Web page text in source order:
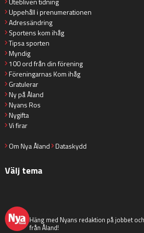
Uppehåll i prenumerationen
Adressändring
Sportens kom ihåg
Tipsa sporten
Myndig
100 ord från din förening
Föreningarnas Kom ihåg
Gratulerar
Ny på Åland
Nyans Ros
Nygifta
Vi firar
Om Nya Åland Dataskydd
Välj tema
Häng med Nyans redaktion på jobbet
från Åland!